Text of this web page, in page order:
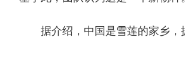
据介绍，中国是雪莲的家乡，拥